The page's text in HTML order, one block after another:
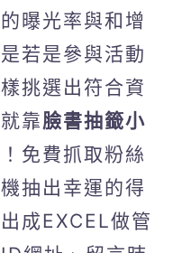
曝光率與和增
若是參與活動
挑選出符合資
靠臉書抽籤小
免費抓取粉絲
抽出幸運的得
成EXCEL做管